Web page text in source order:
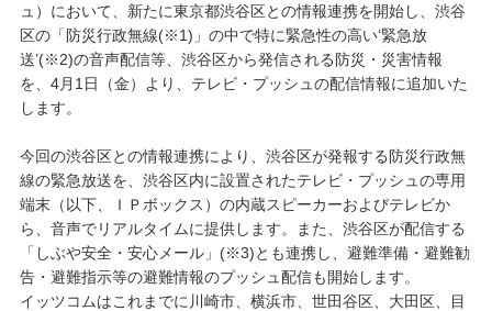
ュ）において、新たに東京都渋谷区との情報連携を開始し、渋谷
区の「防災行政無線(※1)」の中で特に緊急性の高い‘緊急放
送’(※2)の音声配信等、渋谷区から発信される防災・災害情報
を、4月1日（金）より、テレビ・プッシュの配信情報に追加いた
します。
今回の渋谷区との情報連携により、渋谷区が発報する防災行政無
線の緊急放送を、渋谷区内に設置されたテレビ・プッシュの専用
端末（以下、ＩＰボックス）の内蔵スピーカーおよびテレビか
ら、音声でリアルタイムに提供します。また、渋谷区が配信する
「しぶや安全・安心メール」(※3)とも連携し、避難準備・避難勧
告・避難指示等の避難情報のプッシュ配信も開始します。
イッツコムはこれまでに川崎市、横浜市、世田谷区、大田区、目